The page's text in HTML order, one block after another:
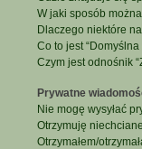
W jaki sposób
Dlaczego niektóre
Co to jest
Czym jest odnośnik
Prywatne
Nie mogę wysyłać
Otrzymuję
Otrzymałem/